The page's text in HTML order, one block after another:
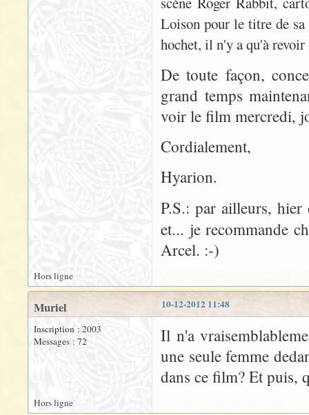
Loison pour le titre de
hochet, il n'y a qu'à
De toute façon,
grand temps
voir le film mercredi,
Cordialement,
Hyarion.
P.S.: par ailleurs,
et... je recommande
Arcel. :-)
Hors ligne
10-12-2012 11:48
Muriel
Inscription : 2003
Messages : 72
Il n'a
une seule femme
dans ce film? Et puis,
Hors ligne